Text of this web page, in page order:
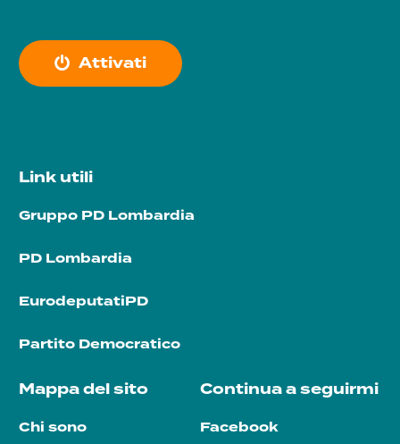
Attivati
Link utili
Gruppo PD Lombardia
PD Lombardia
EurodeputatiPD
Partito Democratico
Mappa del sito
Chi sono
Continua a seguirmi
Facebook